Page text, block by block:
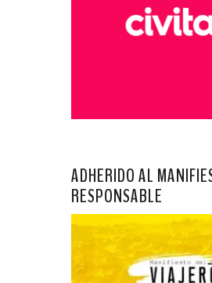
ADHERIDO AL
RESPONSABLE